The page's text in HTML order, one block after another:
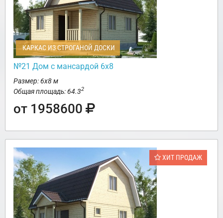
КАРКАС ИЗ СТРОГАНОЙ ДОСКИ
№21 Дом с мансардой 6х8
Размер: 6х8 м
Общая площадь: 64.32
от 1958600
ХИТ ПРОДАЖ